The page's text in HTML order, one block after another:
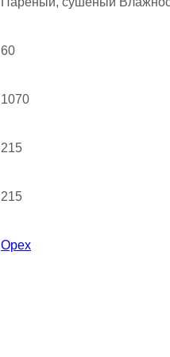
60
1070
215
215
Орех